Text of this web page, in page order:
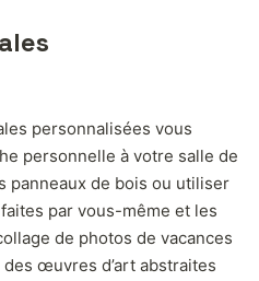
personnalisées vous
personnelle à votre salle de
panneaux de bois ou utiliser
par vous-même et les
de photos de vacances
œuvres d’art abstraites